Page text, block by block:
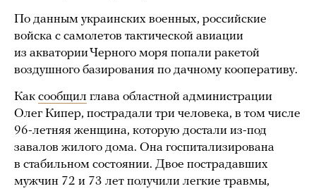
По данным украинских военных, российские
войска с самолетов тактической авиации
из акватории Черного моря попали ракетой
воздушного базирования по дачному кооперативу.
Как сообщил глава областной администрации
Олег Кипер, пострадали три человека, в том числе
96-летняя женщина, которую достали из-под
завалов жилого дома. Она госпитализирована
в стабильном состоянии. Двое пострадавших
мужчин 72 и 73 лет получили легкие травмы,